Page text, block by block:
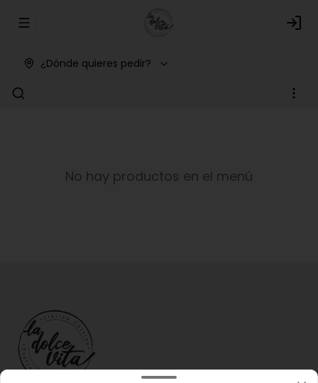
Abrir menu de navegación Login
¿Dónde quieres pedir?
No hay productos en el menú